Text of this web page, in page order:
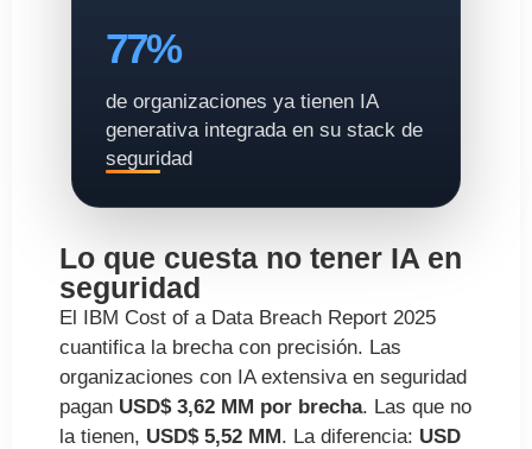
77%
de organizaciones ya tienen IA
generativa integrada en su stack de
seguridad
Lo que cuesta no tener IA en
seguridad
El IBM Cost of a Data Breach Report 2025
cuantifica la brecha con precisión. Las
organizaciones con IA extensiva en seguridad
pagan USD$ 3,62 MM por brecha. Las que no
la tienen, USD$ 5,52 MM. La diferencia: USD